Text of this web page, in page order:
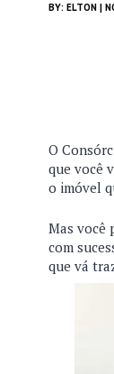
BY: ELTON |
O
que você
o imóvel
Mas você
com
que vá